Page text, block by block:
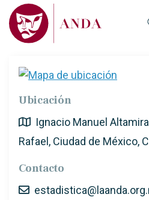
Ubicación
Ignacio Manuel
Rafael, Ciudad de México,
Contacto